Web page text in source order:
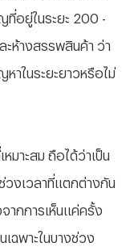
ที่อยู่ในระยะ 200 -
ะห้างสรรพสินค้า ว่า
าในระยะยาวหรือไม่
มาะสม ถือได้ว่าเป็น
วงเวลาที่แตกต่างกัน
ากการเห็นแค่ครั้ง
เฉพาะในบางช่วง